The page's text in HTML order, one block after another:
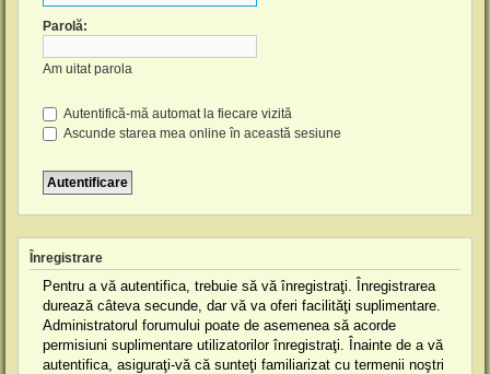
Parolă:
Am uitat parola
Autentifică-mă automat la fiecare vizită
Ascunde starea mea online în această sesiune
Înregistrare
Pentru a vă autentifica, trebuie să vă înregistraţi. Înregistrarea
durează câteva secunde, dar vă va oferi facilităţi suplimentare.
Administratorul forumului poate de asemenea să acorde
permisiuni suplimentare utilizatorilor înregistraţi. Înainte de a vă
autentifica, asiguraţi-vă că sunteţi familiarizat cu termenii noştri